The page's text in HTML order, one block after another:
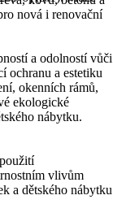
nová i renovační
a odolností vůči
ochranu a estetiku
okenních rámů,
ekologické
nábytku.
vlivům
a dětského nábytku